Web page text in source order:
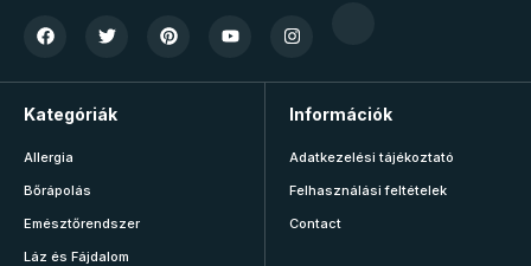
Kategóriák
Allergia
Bőrápolás
Emésztőrendszer
Láz és Fájdalom
Információk
Adatkezelési tájékoztató
Felhasználási feltételek
Contact